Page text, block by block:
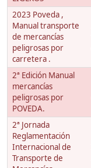
2023 Poveda ,
Manual transporte
de mercancías
peligrosas por
carretera .
2ª Edición Manual
mercancías
peligrosas por
POVEDA.
2ª Jornada
Reglamentación
Internacional de
Transporte de